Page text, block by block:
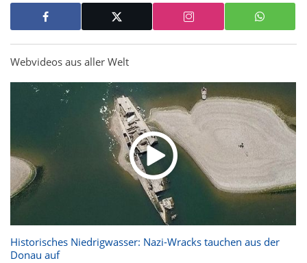
Webvideos aus aller Welt
Historisches Niedrigwasser: Nazi-Wracks tauchen aus der
Donau auf